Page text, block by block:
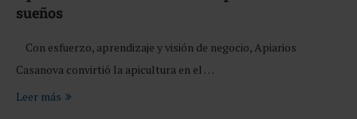
sueños
Con esfuerzo, aprendizaje y visión de negocio, Apiarios
Casanova convirtió la apicultura en el …
Leer más